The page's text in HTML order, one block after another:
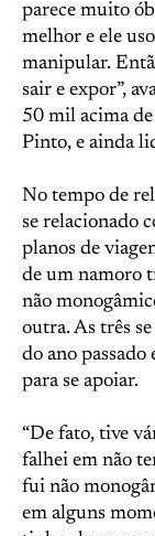
parece muito
melhor e ele
manipular.
sair e expor”,
50 mil acima de
Pinto, e ainda
No tempo de
se relacionado
planos de
de um namoro
não
outra. As três
do ano
para se apoiar.
“De fato, tive
falhei em não
fui não
em alguns